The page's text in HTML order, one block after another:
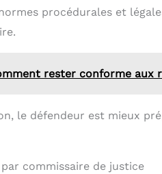
procédurales et
rester conforme aux
le défendeur est mieux
commissaire de justice